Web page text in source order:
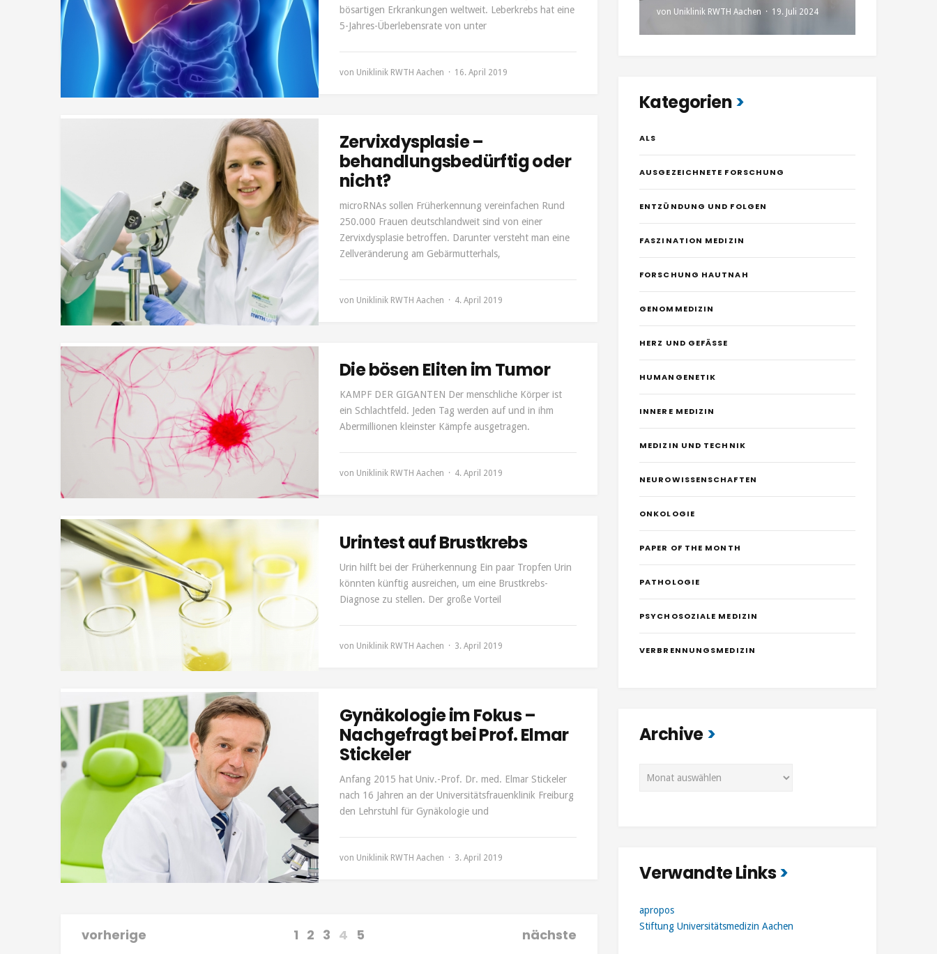
bösartigen Erkrankungen weltweit. Leberkrebs hat eine
5-Jahres-Überlebensrate von unter
von Uniklinik RWTH Aachen 16. April 2019
Zervixdysplasie –
behandlungsbedürftig oder
nicht?
microRNAs sollen Früherkennung vereinfachen Rund
250.000 Frauen deutschlandweit sind von einer
Zervixdysplasie betroffen. Darunter versteht man eine
Zellveränderung am Gebärmutterhals,
von Uniklinik RWTH Aachen 4. April 2019
Die bösen Eliten im Tumor
KAMPF DER GIGANTEN Der menschliche Körper ist
ein Schlachtfeld. Jeden Tag werden auf und in ihm
Abermillionen kleinster Kämpfe ausgetragen.
von Uniklinik RWTH Aachen 4. April 2019
Urintest auf Brustkrebs
Urin hilft bei der Früherkennung Ein paar Tropfen Urin
könnten künftig ausreichen, um eine Brustkrebs-
Diagnose zu stellen. Der große Vorteil
von Uniklinik RWTH Aachen 3. April 2019
Gynäkologie im Fokus –
Nachgefragt bei Prof. Elmar
Stickeler
Anfang 2015 hat Univ.-Prof. Dr. med. Elmar Stickeler
nach 16 Jahren an der Universitätsfrauenklinik Freiburg
den Lehrstuhl für Gynäkologie und
von Uniklinik RWTH Aachen 3. April 2019
vorherige 1 2 3 4 5 nächste
von Uniklinik RWTH Aachen 19. Juli 2024
Kategorien
ALS
AUSGEZEICHNETE FORSCHUNG
ENTZÜNDUNG UND FOLGEN
FASZINATION MEDIZIN
FORSCHUNG HAUTNAH
GENOMMEDIZIN
HERZ UND GEFÄSSE
HUMANGENETIK
INNERE MEDIZIN
MEDIZIN UND TECHNIK
NEUROWISSENSCHAFTEN
ONKOLOGIE
PAPER OF THE MONTH
PATHOLOGIE
PSYCHOSOZIALE MEDIZIN
VERBRENNUNGSMEDIZIN
Archive
Verwandte Links
apropos
Stiftung Universitätsmedizin Aachen